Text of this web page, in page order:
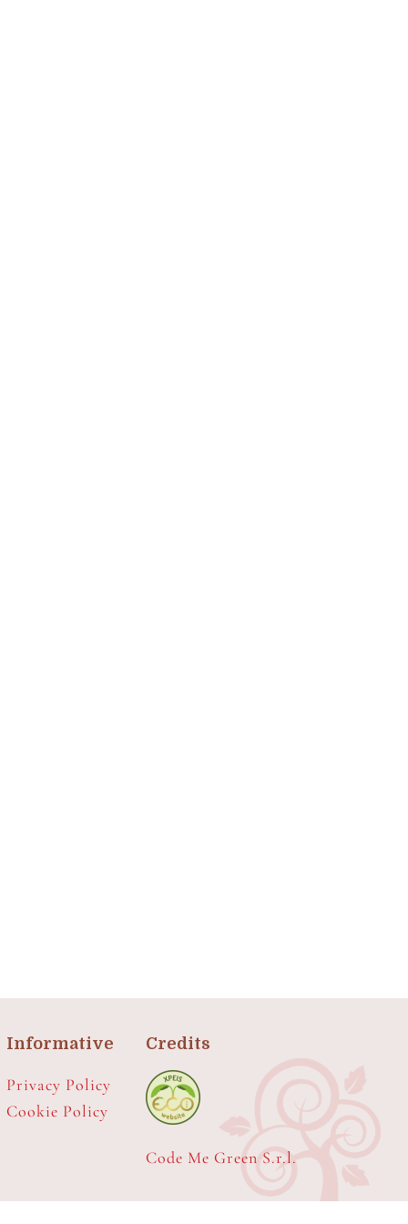
Informative
Privacy Policy
Cookie Policy
Credits
Code Me Green S.r.l.